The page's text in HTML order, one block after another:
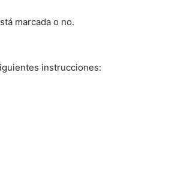
marcada o no.
instrucciones: